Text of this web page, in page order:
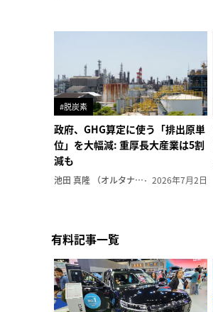
#脱炭素
政府、GHG算定に使う「排出原単
位」を大幅減: 重厚長大産業は5割
減も
池田 真隆 （オルタナ輪番編集長） 2026年7月2日
有料記事一覧